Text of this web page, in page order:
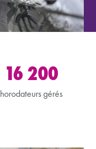
16 200
horodateurs gérés